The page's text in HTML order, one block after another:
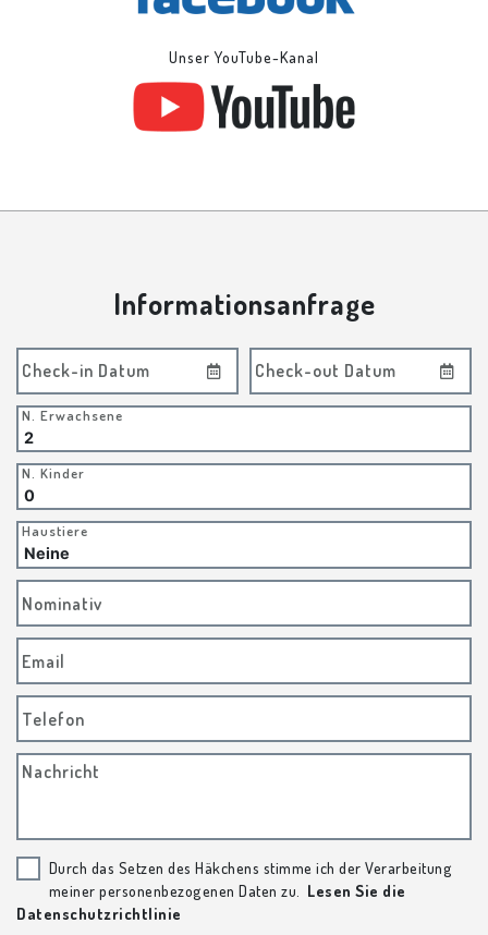
Unser YouTube-Kanal
Informationsanfrage
Check-in Datum Check-out Datum
N. Erwachsene
N. Kinder
Haustiere
Nominativ
Email
Telefon
Nachricht
Durch das Setzen des Häkchens stimme ich der Verarbeitung
meiner personenbezogenen Daten zu.
Lesen Sie die
Datenschutzrichtlinie